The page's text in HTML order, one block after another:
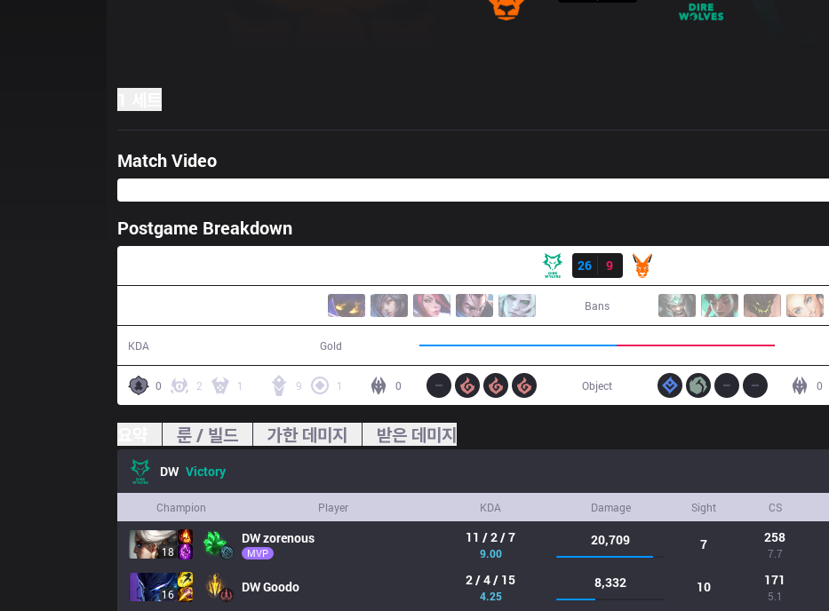
Match Video
Postgame Breakdown
26
9
Bans
KDA Gold
0 2 1 9 1 0 0
Object
룬 / 빌드 가한 데미지 받은 데미지
DW Victory
Champion Player KDA Damage Sight CS
18
DWzorenous
MVP
11 / 2 / 7
9.00
20,709 7 258
7.7
16 DWGoodo 2 / 4 / 15
4.25
8,332 10 171
5.1